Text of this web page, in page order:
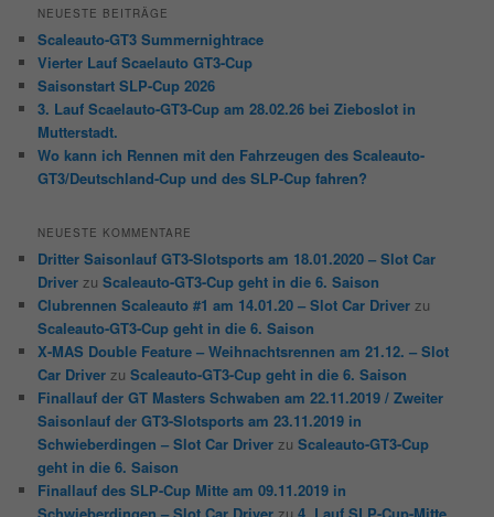
NEUESTE BEITRÄGE
Scaleauto-GT3 Summernightrace
Vierter Lauf Scaelauto GT3-Cup
Saisonstart SLP-Cup 2026
3. Lauf Scaelauto-GT3-Cup am 28.02.26 bei Zieboslot in
Mutterstadt.
Wo kann ich Rennen mit den Fahrzeugen des Scaleauto-
GT3/Deutschland-Cup und des SLP-Cup fahren?
NEUESTE KOMMENTARE
Dritter Saisonlauf GT3-Slotsports am 18.01.2020 – Slot Car
Driver zuScaleauto-GT3-Cup geht in die 6. Saison
Clubrennen Scaleauto #1 am 14.01.20 – Slot Car Driver zu
Scaleauto-GT3-Cup geht in die 6. Saison
X-MAS Double Feature – Weihnachtsrennen am 21.12. – Slot
Car Driver zuScaleauto-GT3-Cup geht in die 6. Saison
Finallauf der GT Masters Schwaben am 22.11.2019 / Zweiter
Saisonlauf der GT3-Slotsports am 23.11.2019 in
Schwieberdingen – Slot Car Driver zuScaleauto-GT3-Cup
geht in die 6. Saison
Finallauf des SLP-Cup Mitte am 09.11.2019 in